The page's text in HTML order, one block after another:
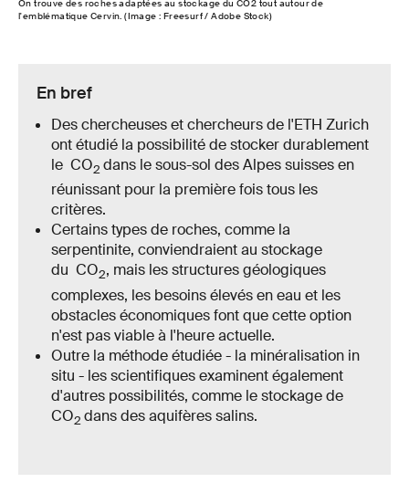
On trouve des roches adaptées au stockage du CO2 tout autour de
l'emblématique Cervin. (Image : Freesurf / Adobe Stock)
En bref
Des chercheuses et chercheurs de l'ETH Zurich
ont étudié la possibilité de stocker durablement
le CO2dans le sous-sol des Alpes suisses en
réunissant pour la première fois tous les
critères.
Certains types de roches, comme la
serpentinite, conviendraient au stockage
du CO2, mais les structures géologiques
complexes, les besoins élevés en eau et les
obstacles économiques font que cette option
n'est pas viable à l'heure actuelle.
Outre la méthode étudiée - la minéralisation in
situ - les scientifiques examinent également
d'autres possibilités, comme le stockage de
CO2dans des aquifères salins.